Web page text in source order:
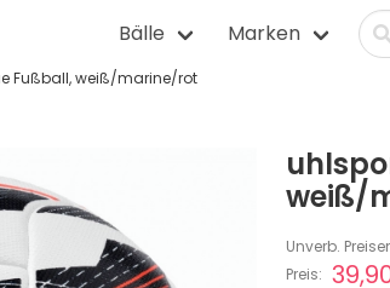
Bälle
Volleybälle
Marken
Fußball, weiß/marine/rot
weiß/
Unverb.
Preis: